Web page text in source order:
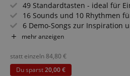
49 Standardtasten - ideal für
16 Sounds und 10 Rhythmen
6 Demo-Songs zur Inspiration
Inklusive Mikrofon und
Kopfhöreranschluss für
Mit Netzteil und leichtem,
Sparset inklusive Kopfhörer
mehr anzeigen
statt einzeln84,80 €
Du sparst20,00 €